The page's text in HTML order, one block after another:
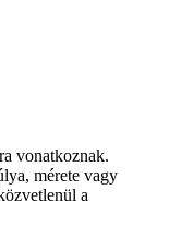
vonatkoznak.
mérete vagy
a